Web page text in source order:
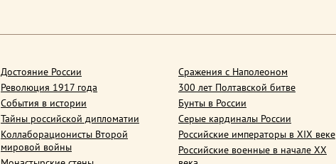
Достояние России
Революция 1917 года
События в истории
Тайны российской дипломатии
Коллаборационисты Второй
мировой войны
Сражения с Наполеоном
300 лет Полтавской битве
Бунты в России
Серые кардиналы России
Российские императоры в XIX веке
Российские военные в начале ХХ